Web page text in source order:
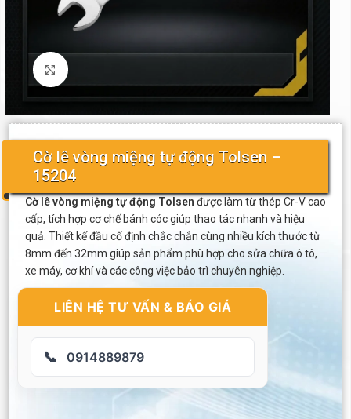
Click to enlarge
Cờ lê vòng miệng tự động Tolsen –
15204
Cờ lê vòng miệng tự động Tolsen được làm từ thép Cr-V cao
cấp, tích hợp cơ chế bánh cóc giúp thao tác nhanh và hiệu
quả. Thiết kế đầu cố định chắc chắn cùng nhiều kích thước từ
8mm đến 32mm giúp sản phẩm phù hợp cho sửa chữa ô tô,
xe máy, cơ khí và các công việc bảo trì chuyên nghiệp.
LIÊN HỆ TƯ VẤN & BÁO GIÁ
📞 0914889879